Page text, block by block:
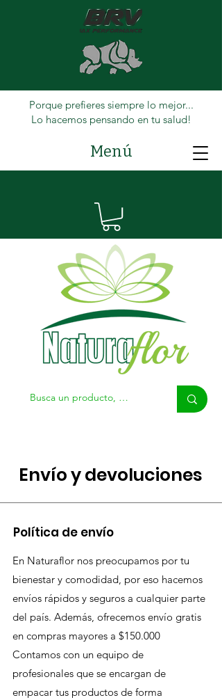
Porque prefieres siempre lo mejor...
Lo hacemos pensando en tu salud!
Menú
Envío y devoluciones
Política de envío
En Naturaflor nos preocupamos por tu
bienestar y comodidad, por eso hacemos
envíos rápidos y seguros a cualquier parte
del país. Además, ofrecemos envío gratis
en compras mayores a $150.000
Contamos con un equipo de
profesionales que se encargan de
empacar tus productos de forma